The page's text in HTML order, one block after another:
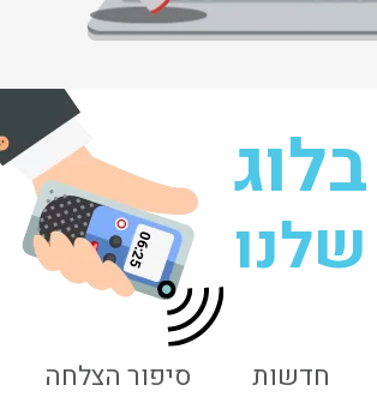
06:25
בלוג
שלנו
חדשות סיפור הצלחה